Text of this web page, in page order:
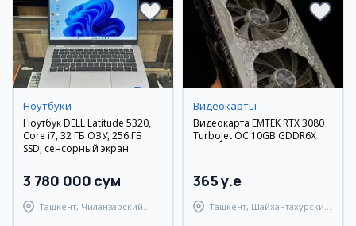
Ноутбуки
Ноутбук DELL Latitude 5320,
Core i7, 32 ГБ ОЗУ, 256 ГБ
SSD, сенсорный экран
3 780 000 сум
Ташкент, Чиланзарский
Видеокарты
Видеокарта EMTEK RTX 3080
TurboJet OC 10GB GDDR6X
365 y.e
Ташкент, Шайхантахурский